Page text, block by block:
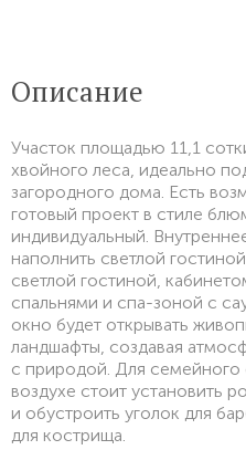
Описание
Участок площадью 11,1
хвойного леса, идеально
загородного дома. Есть
готовый проект в стиле
индивидуальный.
наполнить светлой
светлой гостиной,
спальнями и спа-зоной с
окно будет открывать
ландшафты, создавая
с природой. Для семейного
воздухе стоит установить
и обустроить уголок для
для кострища.